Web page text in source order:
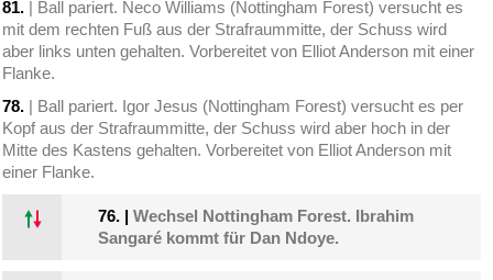
81. | Ball pariert. Neco Williams (Nottingham Forest) versucht es
mit dem rechten Fuß aus der Strafraummitte, der Schuss wird
aber links unten gehalten. Vorbereitet von Elliot Anderson mit einer
Flanke.
78. | Ball pariert. Igor Jesus (Nottingham Forest) versucht es per
Kopf aus der Strafraummitte, der Schuss wird aber hoch in der
Mitte des Kastens gehalten. Vorbereitet von Elliot Anderson mit
einer Flanke.
76. |Wechsel Nottingham Forest. Ibrahim
Sangaré kommt für Dan Ndoye.